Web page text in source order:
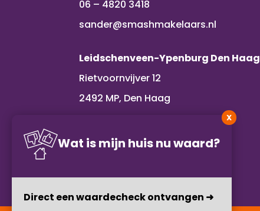
06 – 4820 3418
sander@smashmakelaars.nl
Leidschenveen-Ypenburg Den Haag
Rietvoornvijver 12
2492 MP, Den Haag
alexandra@smashmakelaars.nl
Wat is mijn huis nu waard?
Direct een waardecheck ontvangen ➜
X